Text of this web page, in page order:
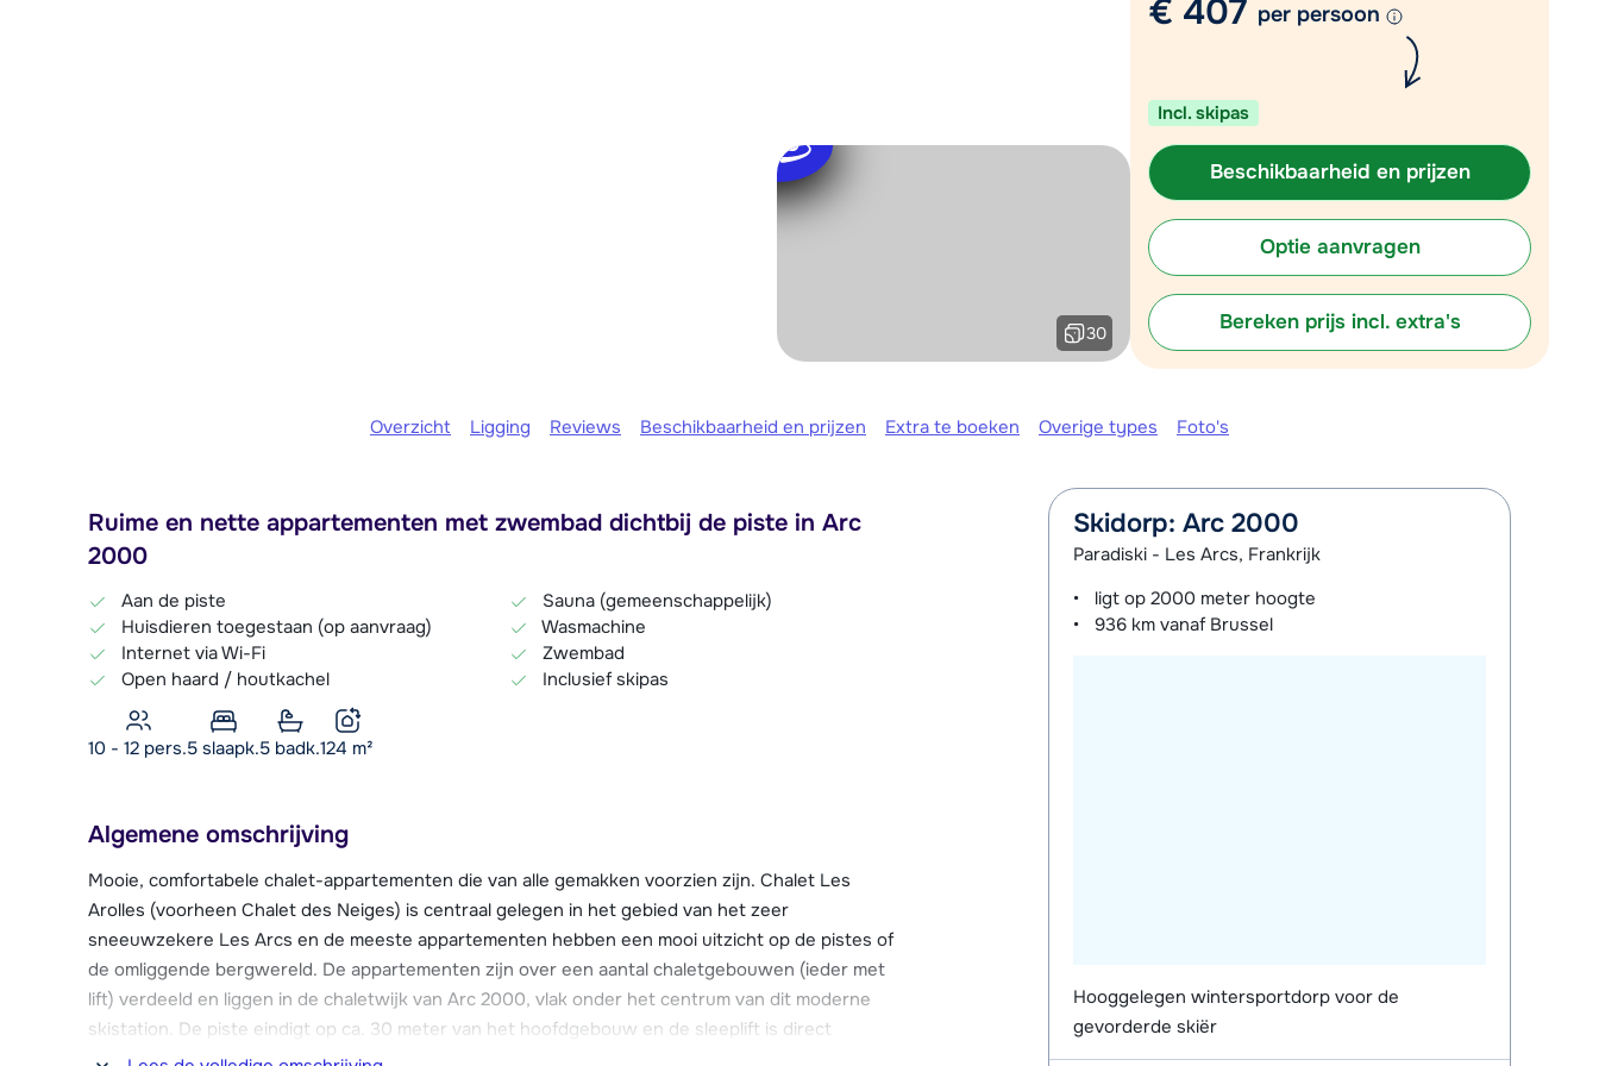
Plan een terugbelverzoek
Chat met wintersportspecialist
Bel ons via 03 3037838
30
€ 407 per persoon
Incl. skipas
Beschikbaarheid en prijzen
Optie aanvragen
Bereken prijs incl. extra's
Overzicht Ligging Reviews Beschikbaarheid en prijzen Extra te boeken Overige types Foto's
Ruime en nette appartementen met zwembad dichtbij de piste in Arc
2000
Aan de piste
Huisdieren toegestaan (op aanvraag)
Internet via Wi-Fi
Open haard / houtkachel
Sauna (gemeenschappelijk)
Wasmachine
Zwembad
Inclusief skipas
10 - 12 pers.5 slaapk.5 badk.124 m²
Algemene omschrijving
Mooie, comfortabele chalet-appartementen die van alle gemakken voorzien zijn. Chalet Les
Arolles (voorheen Chalet des Neiges) is centraal gelegen in het gebied van het zeer
sneeuwzekere Les Arcs en de meeste appartementen hebben een mooi uitzicht op de pistes of
de omliggende bergwereld. De appartementen zijn over een aantal chaletgebouwen (ieder met
lift) verdeeld en liggen in de chaletwijk van Arc 2000, vlak onder het centrum van dit moderne
skistation. De piste eindigt op ca. 30 meter van het hoofdgebouw en de sleeplift is direct
tegenover het receptiegebouw gelegen. Met deze sleeplift heb je direct toegang tot het gehele
Skidorp: Arc 2000
Paradiski - Les Arcs, Frankrijk
ligt op2000 meter hoogte
936 km vanaf Brussel
Hooggelegen wintersportdorp voor de
gevorderde skiër